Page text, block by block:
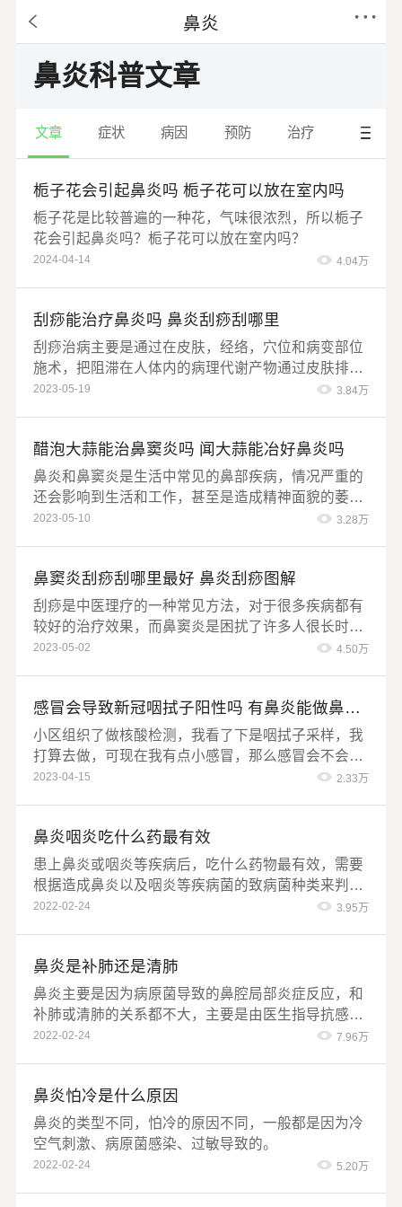
鼻炎
鼻炎科普文章
文章 症状 病因 预防 治疗 饮食
栀子花会引起鼻炎吗 栀子花可以放在室内吗
栀子花是比较普遍的一种花，气味很浓烈，所以栀子
花会引起鼻炎吗？栀子花可以放在室内吗？
2024-04-14 4.04万
刮痧能治疗鼻炎吗 鼻炎刮痧刮哪里
刮痧治病主要是通过在皮肤，经络，穴位和病变部位
施术，把阻滞在人体内的病理代谢产物通过皮肤排泄
出来，使病变器官，阻滞剂细胞得到氧气补充而被活
2023-05-19 3.84万
醋泡大蒜能治鼻窦炎吗 闻大蒜能冶好鼻炎吗
鼻炎和鼻窦炎是生活中常见的鼻部疾病，情况严重的
还会影响到生活和工作，甚至是造成精神面貌的萎
靡，对于学习或者交友都有很深的影响，最近听说醋
2023-05-10 3.28万
鼻窦炎刮痧刮哪里最好 鼻炎刮痧图解
刮痧是中医理疗的一种常见方法，对于很多疾病都有
较好的治疗效果，而鼻窦炎是困扰了许多人很长时间
的一种疾病，那么鼻窦炎刮痧要怎么刮呢？刮哪里最
2023-05-02 4.50万
感冒会导致新冠咽拭子阳性吗 有鼻炎能做鼻拭子吗
小区组织了做核酸检测，我看了下是咽拭子采样，我
打算去做，可现在我有点小感冒，那么感冒会不会导
致新冠咽拭子阳性呢？
2023-04-15 2.33万
鼻炎咽炎吃什么药最有效
患上鼻炎或咽炎等疾病后，吃什么药物最有效，需要
根据造成鼻炎以及咽炎等疾病菌的致病菌种类来判
断。
2022-02-24 3.95万
鼻炎是补肺还是清肺
鼻炎主要是因为病原菌导致的鼻腔局部炎症反应，和
补肺或清肺的关系都不大，主要是由医生指导抗感染
治疗，包括局部用药和口服药物。
2022-02-24 7.96万
鼻炎怕冷是什么原因
鼻炎的类型不同，怕冷的原因不同，一般都是因为冷
空气刺激、病原菌感染、过敏导致的。
2022-02-24 5.20万